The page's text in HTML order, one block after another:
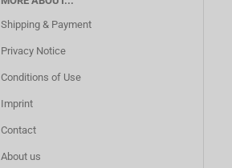
Shipping & Payment
Privacy Notice
Conditions of Use
Imprint
Contact
About us